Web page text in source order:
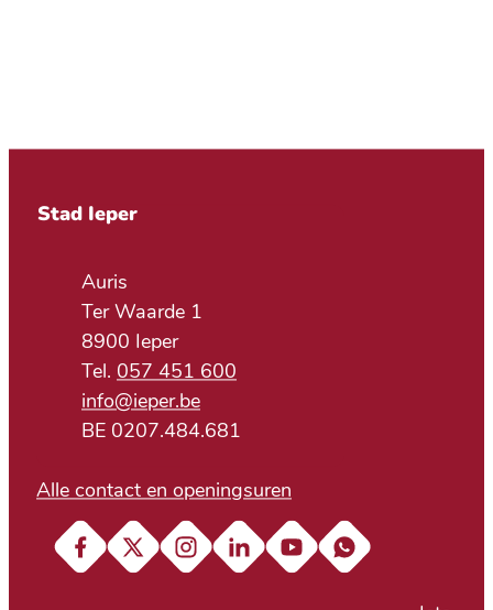
Contact & openingsuren
Stad Ieper
AdresAuris
Ter Waarde 1
,8900 Ieper
057 451 600
E-mailinfo@ieper.be
BTW nr.BE 0207.484.681
Alle contact en openingsuren
FacebookX (Twitter)InstagramLinkedInYouTubeSoundcloud